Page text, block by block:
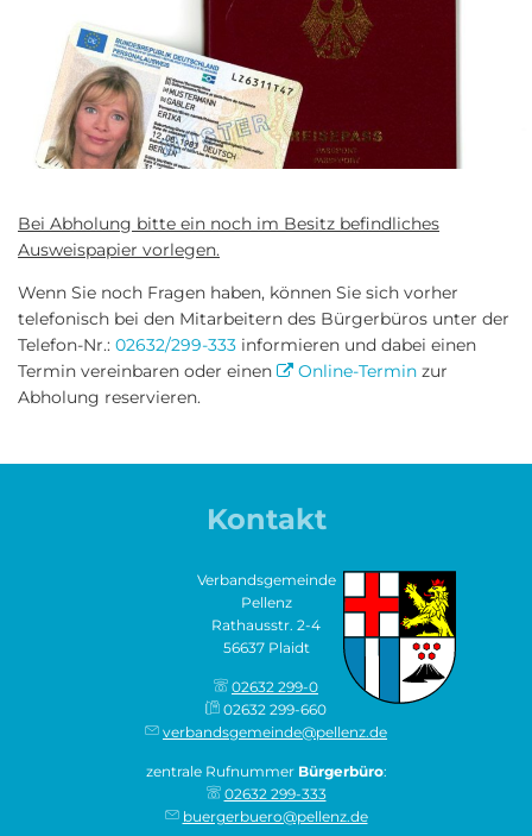
Bei Abholung bitte ein noch im Besitz befindliches
Ausweispapier vorlegen.
Wenn Sie noch Fragen haben, können Sie sich vorher
telefonisch bei den Mitarbeitern des Bürgerbüros unter der
Telefon-Nr.: 02632/299-333 informieren und dabei einen
Termin vereinbaren oder einen
Online-Termin zur
Abholung reservieren.
Kontakt
Verbandsgemeinde
Pellenz
Rathausstr. 2-4
56637 Plaidt
02632 299-0
02632 299-660
verbandsgemeinde@pellenz.de
zentrale Rufnummer Bürgerbüro:
02632 299-333
buergerbuero@pellenz.de